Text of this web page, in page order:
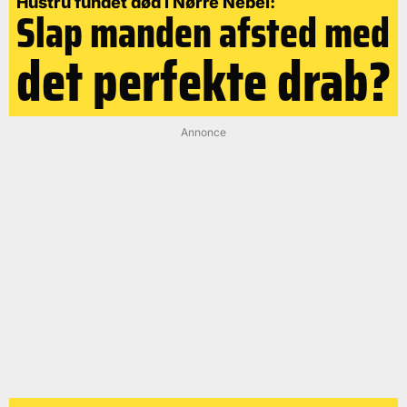
Slap manden afsted med
det perfekte drab?
Annonce